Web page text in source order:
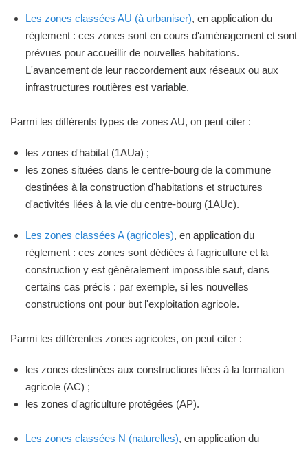
Les zones classées AU (à urbaniser), en application du
règlement : ces zones sont en cours d'aménagement et sont
prévues pour accueillir de nouvelles habitations.
L'avancement de leur raccordement aux réseaux ou aux
infrastructures routières est variable.
Parmi les différents types de zones AU, on peut citer :
les zones d'habitat (1AUa) ;
les zones situées dans le centre-bourg de la commune
destinées à la construction d'habitations et structures
d'activités liées à la vie du centre-bourg (1AUc).
Les zones classées A (agricoles), en application du
règlement : ces zones sont dédiées à l'agriculture et la
construction y est généralement impossible sauf, dans
certains cas précis : par exemple, si les nouvelles
constructions ont pour but l'exploitation agricole.
Parmi les différentes zones agricoles, on peut citer :
les zones destinées aux constructions liées à la formation
agricole (AC) ;
les zones d'agriculture protégées (AP).
Les zones classées N (naturelles), en application du